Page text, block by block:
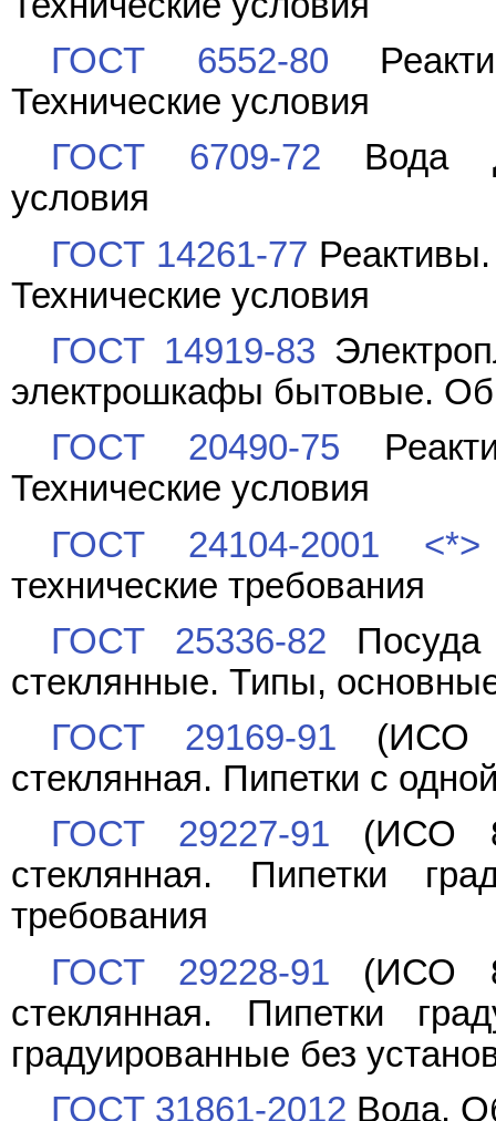
ГОСТ 6552-80
Технические условия
ГОСТ 6709-72 Вода
условия
ГОСТ 14261-77
Технические условия
ГОСТ 14919-83
электрошкафы бытовые.
ГОСТ 20490-75
Технические условия
ГОСТ 24104-2001
<*>
технические требования
ГОСТ 25336-82 Посуда
стеклянные. Типы,
ГОСТ 29169-91 (ИСО
стеклянная. Пипетки с
ГОСТ 29227-91 (ИСО
стеклянная. Пипетки
требования
ГОСТ 29228-91 (ИСО
стеклянная. Пипетки
градуированные без
ГОСТ 31861-2012 Вода.